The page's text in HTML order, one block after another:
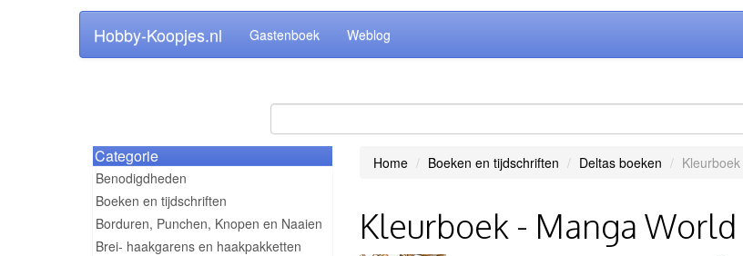
Hobby-Koopjes.nl Gastenboek Weblog
Categorie
Benodigdheden
Boeken en tijdschriften
Borduren, Punchen, Knopen en Naaien
Brei- haakgarens en haakpakketten
Home Boeken en tijdschriften Deltas boeken
Kleurboek - Manga World